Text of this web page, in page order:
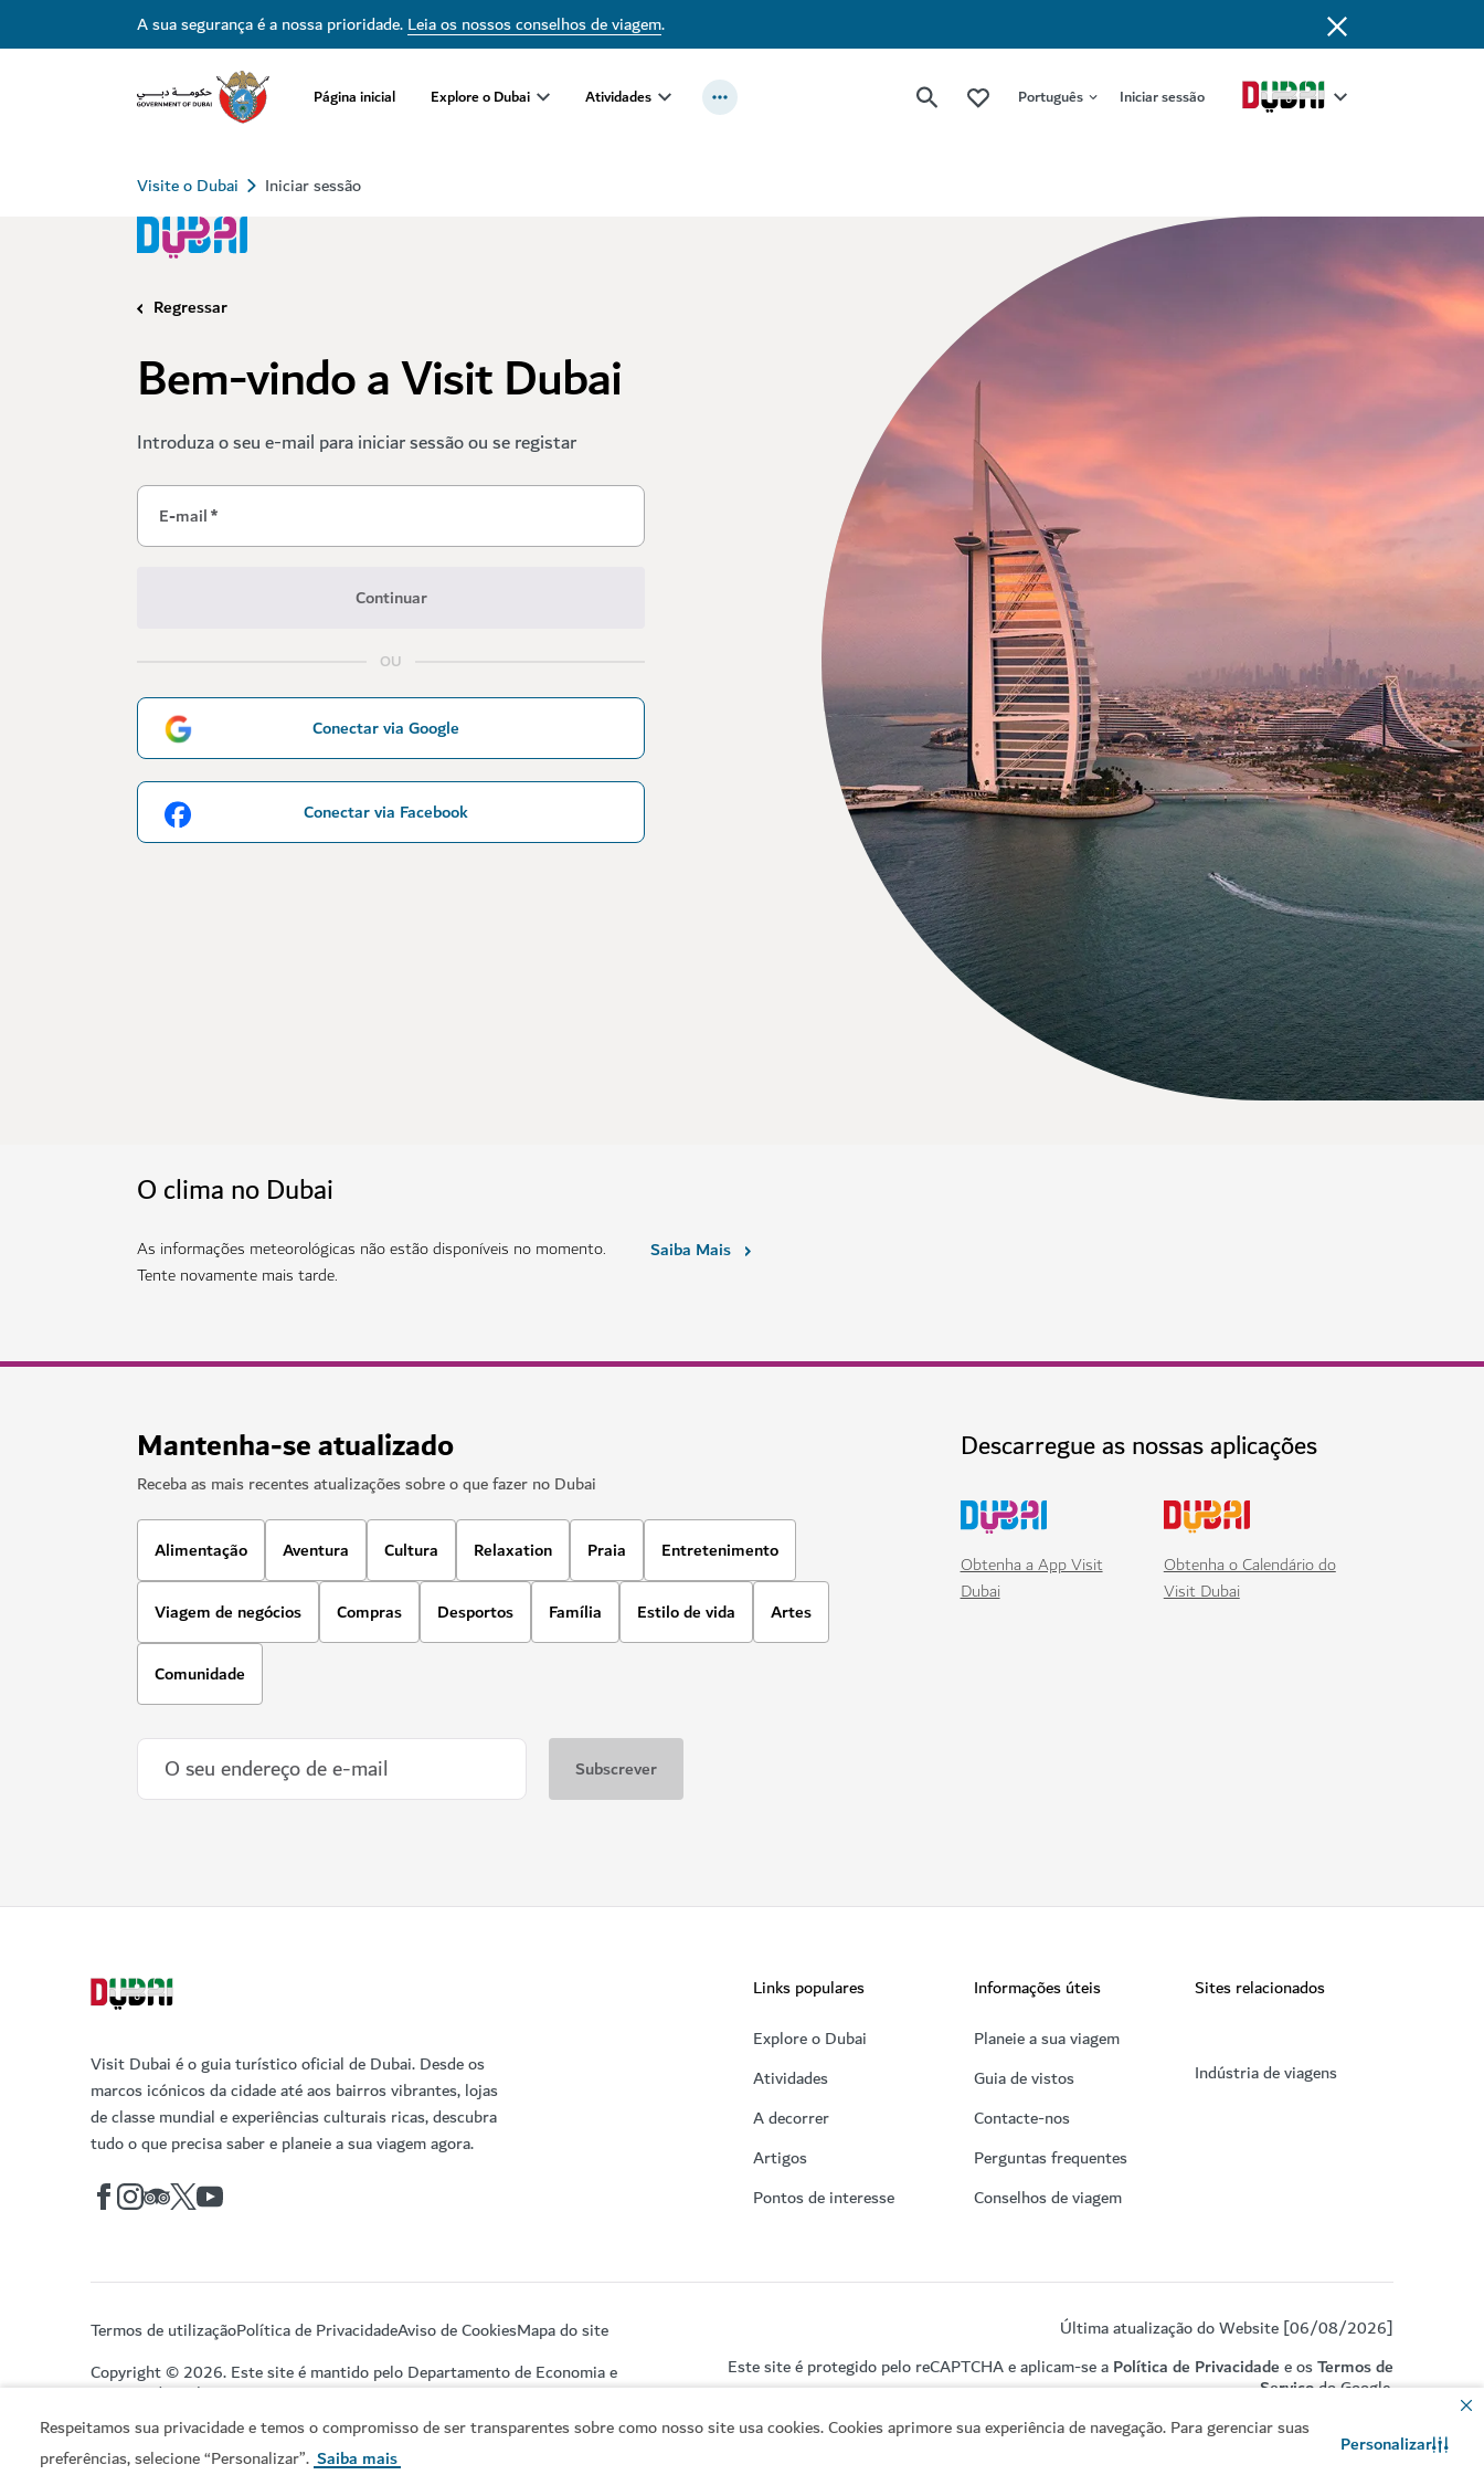
Respeitamos sua privacidade e temos o compromisso de ser transparentes sobre como nosso site usa cookies. Cookies aprimore sua experiência de navegação. Para gerenciar suas
preferências, selecione “Personalizar”. Saiba mais Personalizar
A sua segurança é a nossa prioridade.Leia os nossos conselhos de viagem.
Página inicial Explore o Dubai Atividades Português Iniciar sessão
Visite o Dubai Iniciar sessão
Regressar
Bem-vindo a Visit Dubai
Introduza o seu e-mail para iniciar sessão ou se registar
E-mail*
Continuar
OU
Conectar via Google
Conectar via Facebook
O clima no Dubai
As informações meteorológicas não estão disponíveis no momento.
Tente novamente mais tarde.
Saiba Mais
Mantenha-se atualizado
Receba as mais recentes atualizações sobre o que fazer no Dubai
Alimentação Aventura Cultura Relaxation Praia Entretenimento
Viagem de negócios Compras Desportos Família Estilo de vida Artes
Comunidade
Descarregue as nossas aplicações
Obtenha a App Visit
Dubai
Obtenha o Calendário do
Visit Dubai
Visit Dubai é o guia turístico oficial de Dubai. Desde os
marcos icónicos da cidade até aos bairros vibrantes, lojas
de classe mundial e experiências culturais ricas, descubra
tudo o que precisa saber e planeie a sua viagem agora.
Links populares
Explore o Dubai
Atividades
A decorrer
Artigos
Pontos de interesse
Informações úteis
Planeie a sua viagem
Guia de vistos
Contacte-nos
Perguntas frequentes
Conselhos de viagem
Sites relacionados
Indústria de viagens
Termos de utilizaçãoPolítica de PrivacidadeAviso de CookiesMapa do site
Copyright © 2026. Este site é mantido pelo Departamento de Economia e
Turismo do Dubai.
Última atualização do Website [06/08/2026]
Este site é protegido pelo reCAPTCHA e aplicam-se aPolítica de Privacidadee osTermos de
Serviçodo Google.